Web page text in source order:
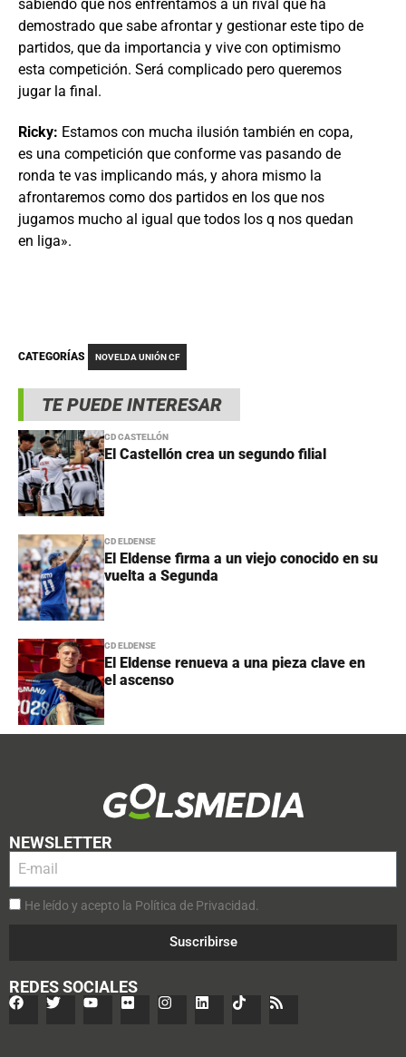
TE PUEDE INTERESAR
CD CASTELLÓN
El Castellón crea un segundo filial
CD ELDENSE
El Eldense firma a un viejo conocido en su
vuelta a Segunda
CD ELDENSE
El Eldense renueva a una pieza clave en
el ascenso
sabiendo que nos enfrentamos a un rival que ha
demostrado que sabe afrontar y gestionar este tipo de
partidos, que da importancia y vive con optimismo
esta competición. Será complicado pero queremos
jugar la final.
Ricky: Estamos con mucha ilusión también en copa,
es una competición que conforme vas pasando de
ronda te vas implicando más, y ahora mismo la
afrontaremos como dos partidos en los que nos
jugamos mucho al igual que todos los q nos quedan
en liga».
CATEGORÍAS NOVELDA UNIÓN CF
NEWSLETTER
He leído y acepto la Política de Privacidad.
Suscribirse
REDES SOCIALES